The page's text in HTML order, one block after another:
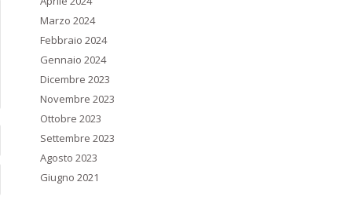
Marzo 2024
Febbraio 2024
Gennaio 2024
Dicembre 2023
Novembre 2023
Ottobre 2023
Settembre 2023
Agosto 2023
Giugno 2021